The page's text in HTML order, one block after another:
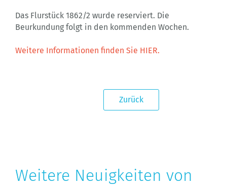
Das Flurstück 1862/2 wurde reserviert. Die
Beurkundung folgt in den kommenden Wochen.
Weitere Informationen finden Sie HIER.
Zurück
Weitere Neuigkeiten von